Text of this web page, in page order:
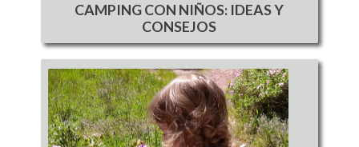
CAMPING CON NIÑOS: IDEAS Y
CONSEJOS